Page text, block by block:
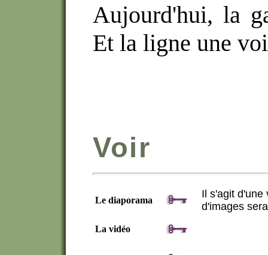
Aujourd'hui, la
Et la ligne une
Voir
Le diaporama
Il s'agit d'une
d'images
La vidéo